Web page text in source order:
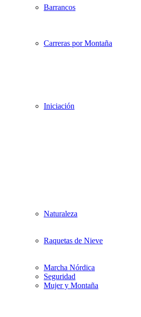
Barrancos
Carreras por Montaña
Iniciación
Naturaleza
Raquetas de Nieve
Marcha Nórdica
Seguridad
Mujer y Montaña